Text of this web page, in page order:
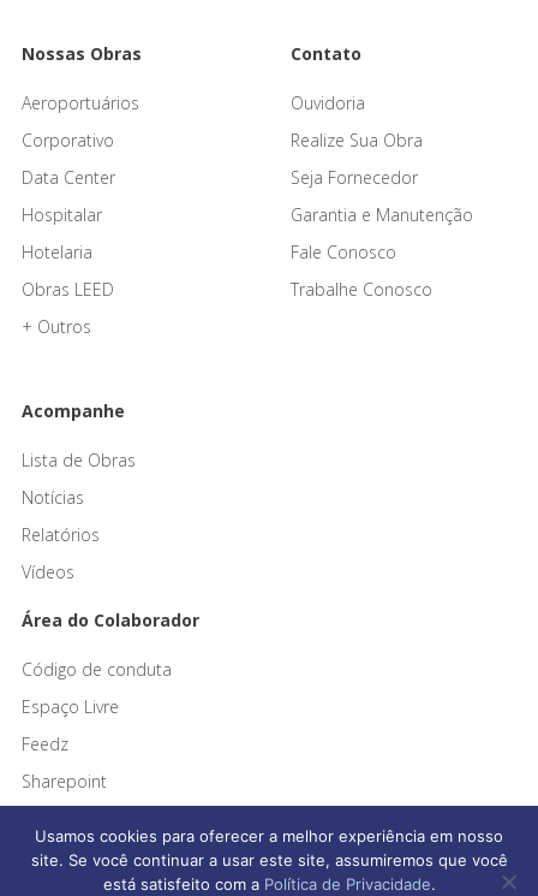
Nossas Obras
Aeroportuários
Corporativo
Data Center
Hospitalar
Hotelaria
Obras LEED
+ Outros
Contato
Ouvidoria
Realize Sua Obra
Seja Fornecedor
Garantia e Manutenção
Fale Conosco
Trabalhe Conosco
Acompanhe
Lista de Obras
Notícias
Relatórios
Vídeos
Área do Colaborador
Código de conduta
Espaço Livre
Feedz
Sharepoint
Usamos cookies para oferecer a melhor experiência em nosso
site. Se você continuar a usar este site, assumiremos que você
está satisfeito com a Política de Privacidade.